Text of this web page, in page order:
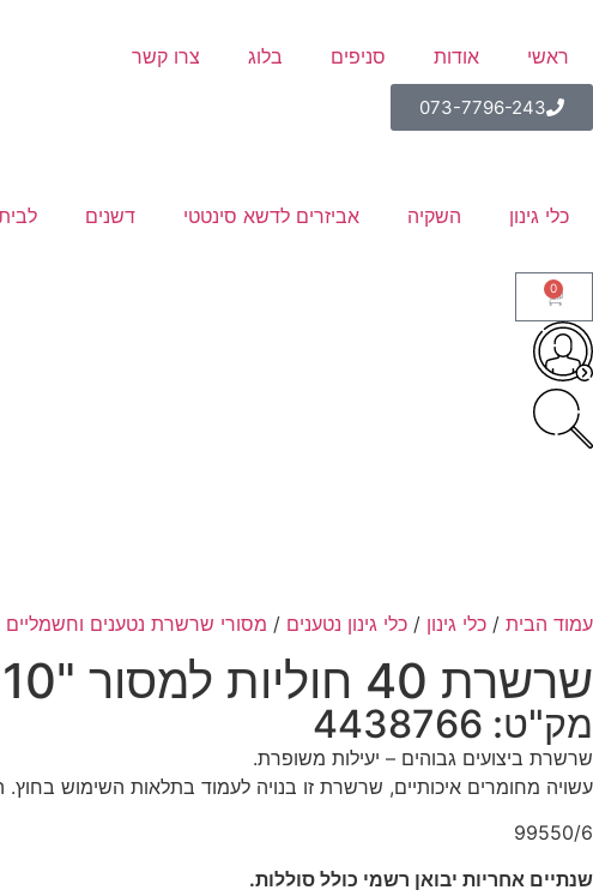
ראשי אודות סניפים בלוג צרו קשר
073-7796-243
כלי גינון השקיה אביזרים לדשא סינטטי דשנים
0
עמוד הבית / כלי גינון / כלי גינון נטענים / מסורי שרשרת נטענים וחשמליים
שרשרת 40 חוליות למסור "10 24V
מק"ט: 4438766
שרשרת ביצועים גבוהים – יעילות משופרת.
עשויה מחומרים איכותיים, שרשרת זו בנויה לעמוד בתלאות השימוש
99550/6
שנתיים אחריות יבואן רשמי כולל סוללות.